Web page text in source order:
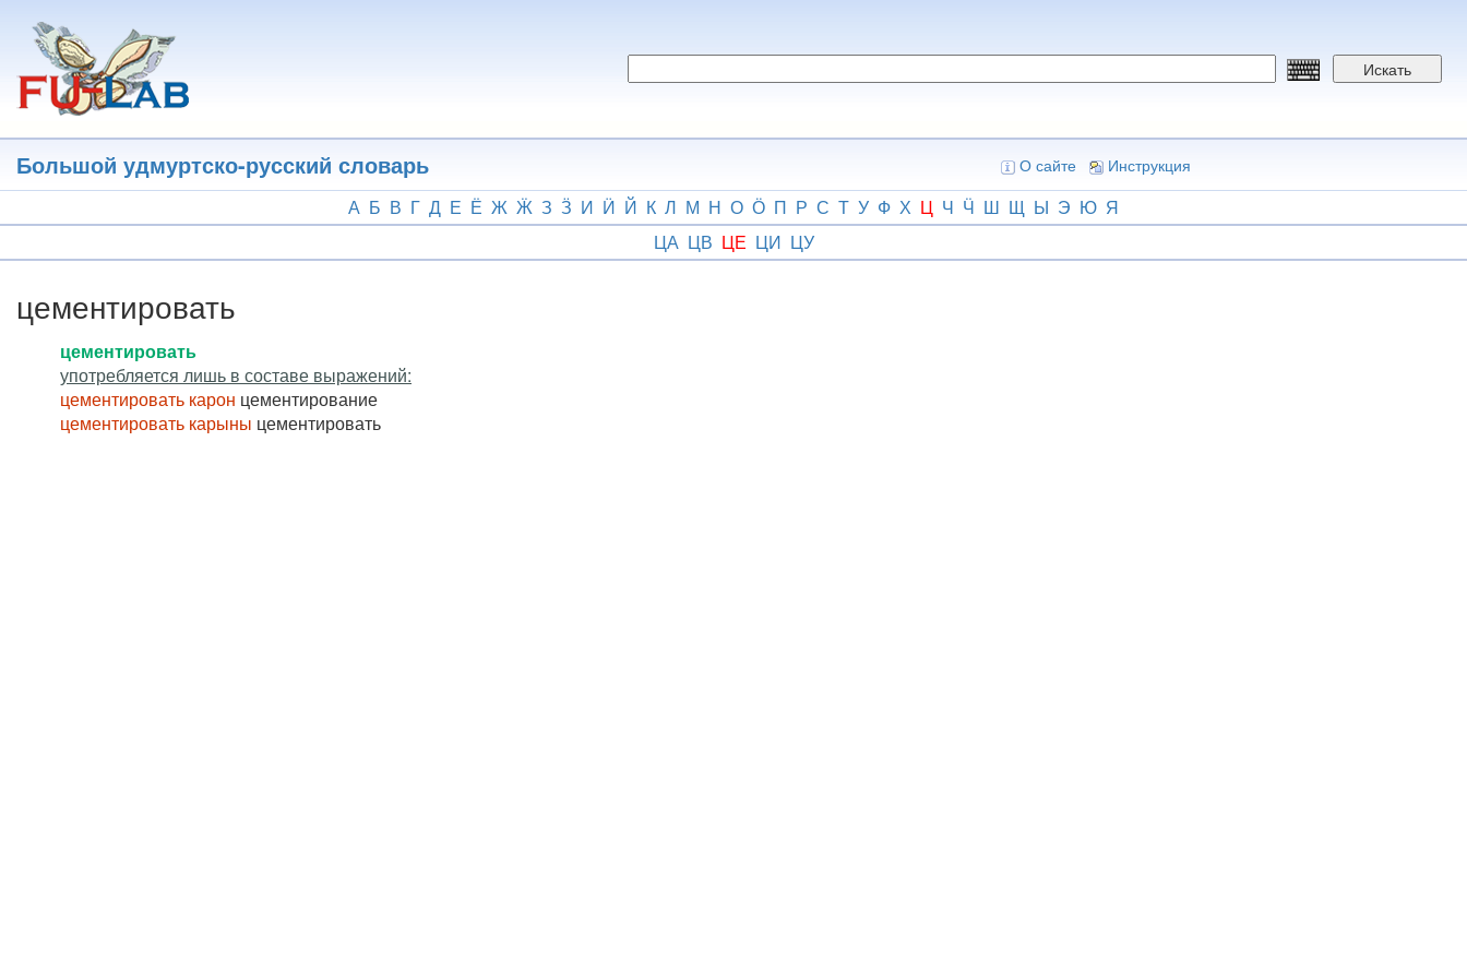
основному
содержанию
Искать
Большой удмуртско-русский словарь О сайте Инструкция
А Б В Г Д Е Ё Ж Ӝ З Ӟ И Ӥ Й К Л М Н О Ӧ П Р С Т У Ф Х Ц Ч Ӵ Ш Щ Ы Э Ю Я
ЦА ЦВ ЦЕ ЦИ ЦУ
цементировать
цементировать
употребляется лишь в составе выражений:
цементировать карон цементирование
цементировать карыны цементировать